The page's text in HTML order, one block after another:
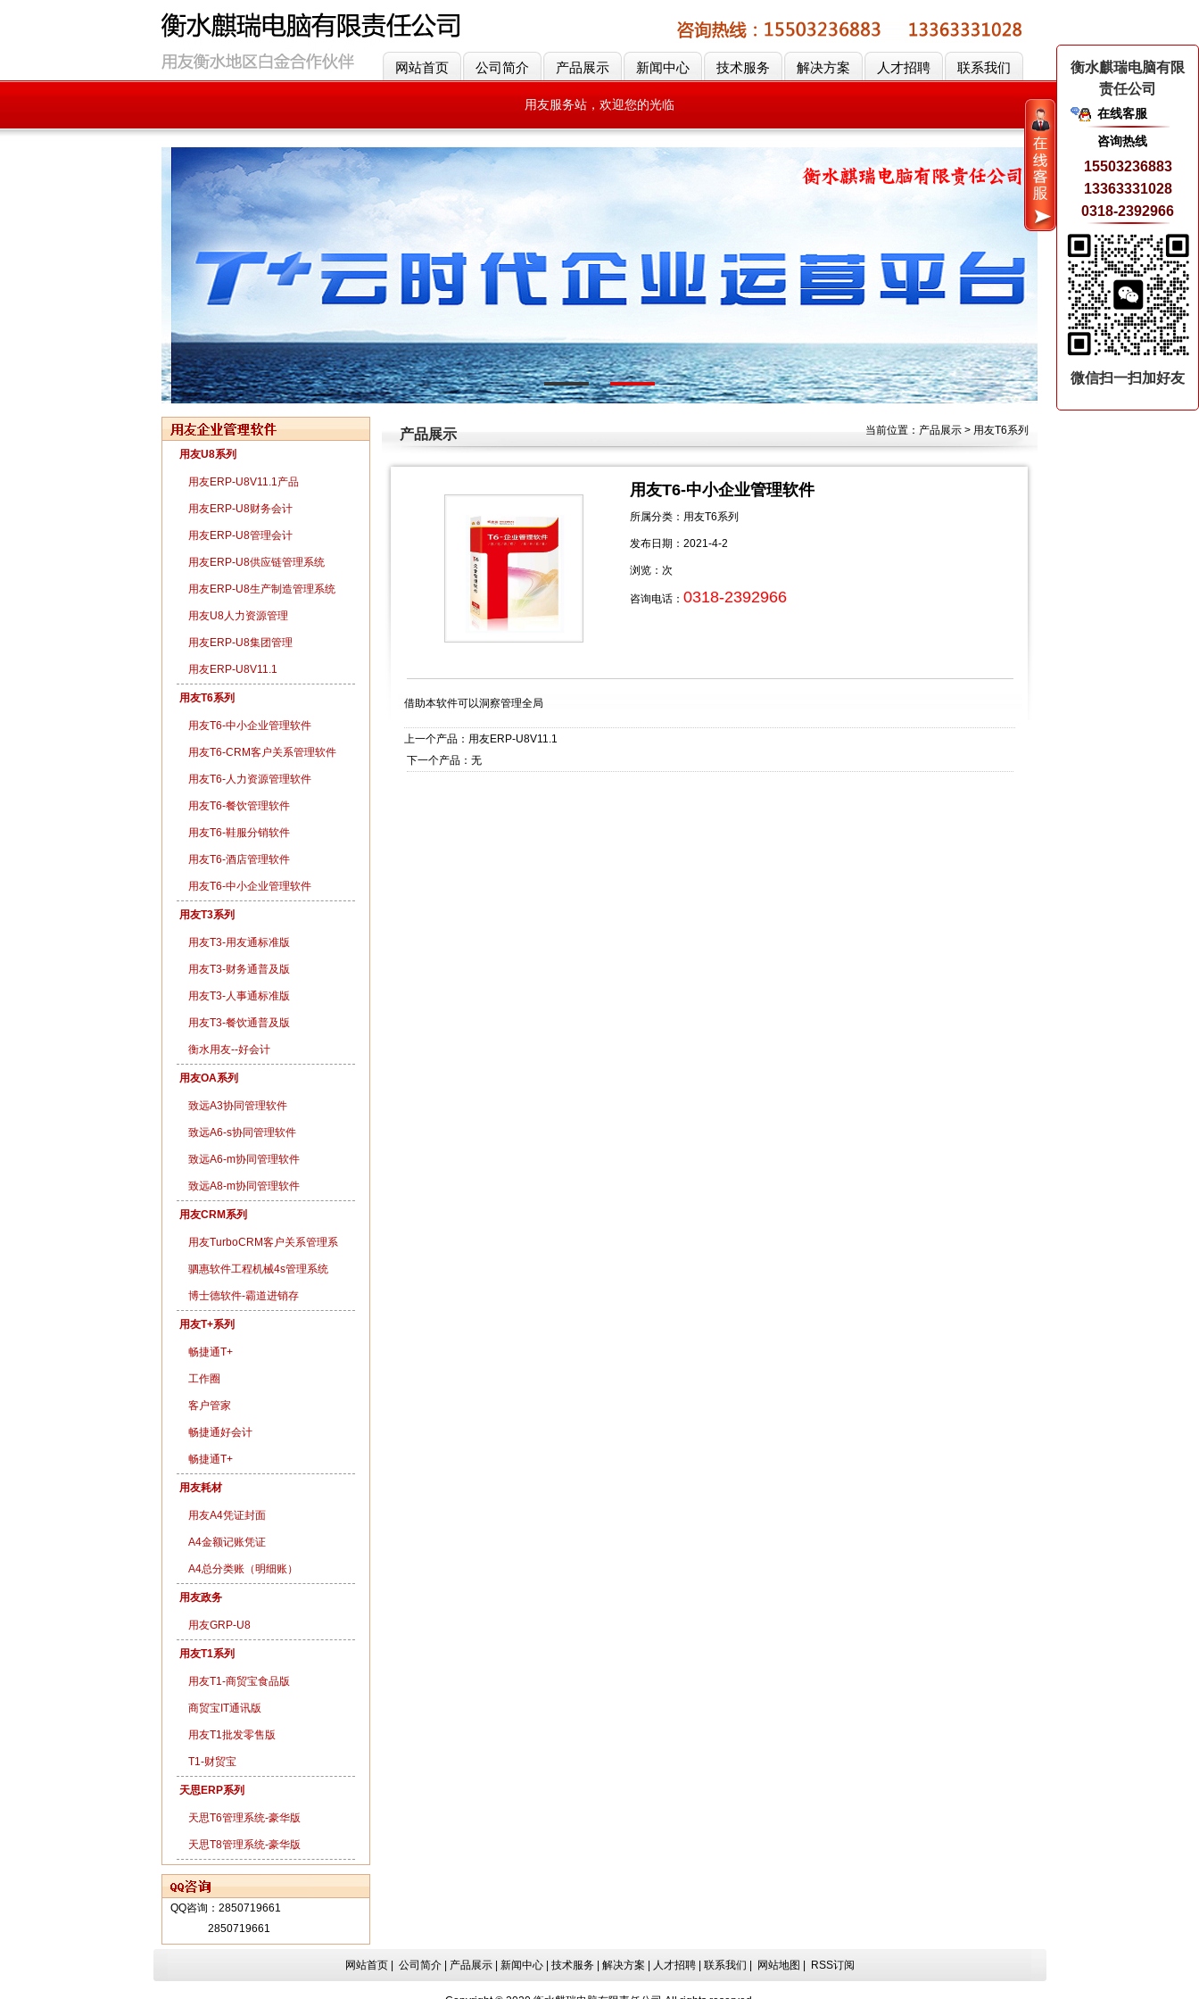
网站首页 公司简介 产品展示 新闻中心 技术服务 解决方案 人才招聘 联系我们
用友服务站，欢迎您的光临
用友U8系列
用友ERP-U8V11.1产品
用友ERP-U8财务会计
用友ERP-U8管理会计
用友ERP-U8供应链管理系统
用友ERP-U8生产制造管理系统
用友U8人力资源管理
用友ERP-U8集团管理
用友ERP-U8V11.1
用友T6系列
用友T6-中小企业管理软件
用友T6-CRM客户关系管理软件
用友T6-人力资源管理软件
用友T6-餐饮管理软件
用友T6-鞋服分销软件
用友T6-酒店管理软件
用友T6-中小企业管理软件
用友T3系列
用友T3-用友通标准版
用友T3-财务通普及版
用友T3-人事通标准版
用友T3-餐饮通普及版
衡水用友--好会计
用友OA系列
致远A3协同管理软件
致远A6-s协同管理软件
致远A6-m协同管理软件
致远A8-m协同管理软件
用友CRM系列
用友TurboCRM客户关系管理系
驷惠软件工程机械4s管理系统
博士德软件-霸道进销存
用友T+系列
畅捷通T+
工作圈
客户管家
畅捷通好会计
畅捷通T+
用友耗材
用友A4凭证封面
A4金额记账凭证
A4总分类账（明细账）
用友政务
用友GRP-U8
用友T1系列
用友T1-商贸宝食品版
商贸宝IT通讯版
用友T1批发零售版
T1-财贸宝
天思ERP系列
天思T6管理系统-豪华版
天思T8管理系统-豪华版
QQ咨询： 2850719661
2850719661
产品展示 当前位置： 产品展示 > 用友T6系列
用友T6-中小企业管理软件
所属分类：用友T6系列
发布日期：2021-4-2
浏览： 次
咨询电话： 0318-2392966
借助本软件可以洞察管理全局
上一个产品： 用友ERP-U8V11.1
下一个产品：无
网站首页 | 公司简介| 产品展示| 新闻中心| 技术服务| 解决方案| 人才招聘| 联系我们 网站地图 RSS订阅
衡水麒瑞电脑有限
责任公司
在线客服
咨询热线
15503236883
13363331028
0318-2392966
微信扫一扫加好友